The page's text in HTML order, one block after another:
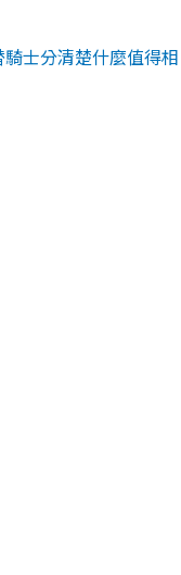
士分清楚什麼值得相